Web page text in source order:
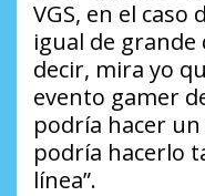
VGS, en el
igual de grande
decir, mira yo
evento gamer
podría hacer
podría hacerlo
línea”.